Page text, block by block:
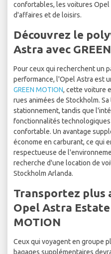
confortables, les voitures
d'affaires et de loisirs.
Découvrez le
Astra avec
Pour ceux qui recherchent un
performance, l'Opel Astra est
GREEN MOTION, cette voiture
rues animées de Stockholm.
stationnement, tandis que
fonctionnalités
confortable. Un avantage
économe en carburant, ce qui
respectueuse de
recherche d'une location de
Stockholm Arlanda.
Transportez plus
Opel Astra Estate
MOTION
Ceux qui voyagent en groupe
bagages supplémentaires